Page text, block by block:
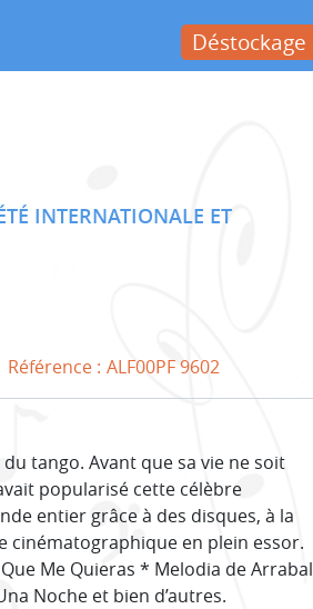
Déstockage
INTERNATIONALE ET
Référence : ALF00PF 9602
tango. Avant que sa vie ne soit
popularisé cette célèbre
entier grâce à des disques, à la
cinématographique en plein essor.
Me Quieras * Melodia de Arrabal
Noche et bien d’autres.